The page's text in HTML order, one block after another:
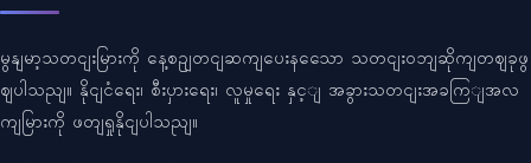
မွနျမာ့သတငျးမြားကို နေ့စဥျတငျဆကျပေးနသေော သတငျးဝဘျဆိုကျတဈခုဖွ
ဈပါသညျ။ နိုငျငံရေး၊ စီးပှားရေး၊ လူမှုရေး နှင့ျ အခွားသတငျးအခကြျအလ
ကျမြားကို ဖတျရှုနိုငျပါသညျ။